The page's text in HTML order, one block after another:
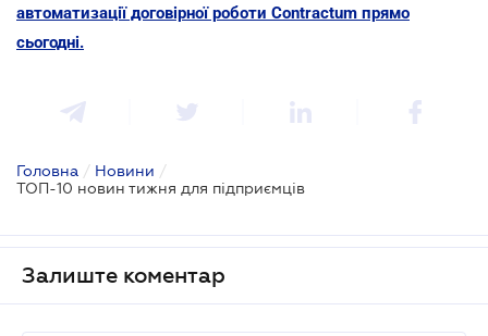
автоматизації договірної роботи Contractum прямо
сьогодні.
Головна / Новини /
ТОП-10 новин тижня для підприємців
Залиште коментар